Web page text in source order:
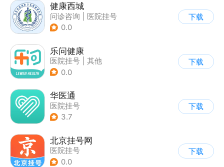
健康西城
问诊咨询
医院挂号
0.0
下载
乐问健康
医院挂号
其他
0.0
下载
华医通
医院挂号
3.7
下载
北京挂号网
医院挂号
0.0
下载